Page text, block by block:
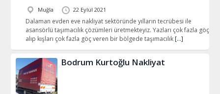
Muğla 22 Eylül 2021
Dalaman evden eve nakliyat sektöründe yılların tecrübesi ile
asansörlü taşımacılık çözümleri üretmekteyiz. Yazları çok fazla göç
alıp kışları çok fazla göç veren bir bölgede taşımacılık […]
Bodrum Kurtoğlu Nakliyat